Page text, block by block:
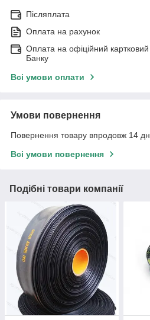
Післяплата
Оплата на рахунок
Оплата на офіційний
Банку
Всі умови оплати
Умови повернення
Повернення товару впродовж 14
Всі умови повернення
Подібні товари компанії